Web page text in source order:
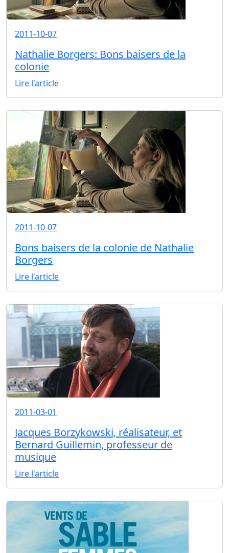
2011-10-07
Nathalie Borgers: Bons baisers de la
colonie
Lire l'article
2011-10-07
Bons baisers de la colonie de Nathalie
Borgers
Lire l'article
2011-03-01
Jacques Borzykowski, réalisateur, et
Bernard Guillemin, professeur de
musique
Lire l'article